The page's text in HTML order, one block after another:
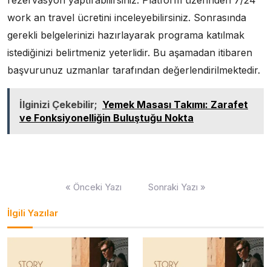
work an travel ücretini inceleyebilirsiniz. Sonrasında
gerekli belgelerinizi hazırlayarak programa katılmak
istediğinizi belirtmeniz yeterlidir. Bu aşamadan itibaren
başvurunuz uzmanlar tarafından değerlendirilmektedir.
İlginizi Çekebilir; Yemek Masası Takımı: Zarafet
ve Fonksiyonelliğin Buluştuğu Nokta
« Önceki Yazı Sonraki Yazı »
İlgili Yazılar